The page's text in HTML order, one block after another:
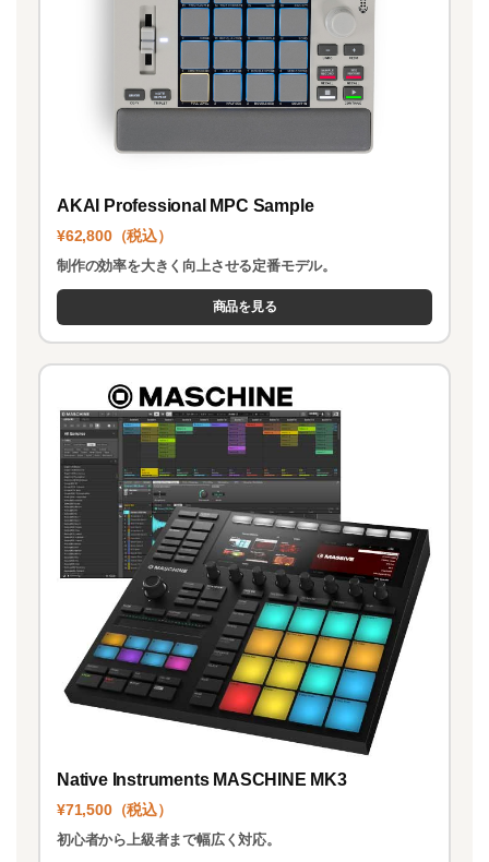
AKAI Professional MPC Sample
¥62,800（税込）
制作の効率を大きく向上させる定番モデル。
商品を見る
Native Instruments MASCHINE MK3
¥71,500（税込）
初心者から上級者まで幅広く対応。